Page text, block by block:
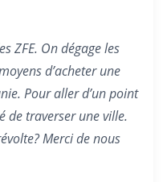
ZFE. On dégage les
d’acheter une
Pour aller d’un point
de traverser une ville.
Merci de nous